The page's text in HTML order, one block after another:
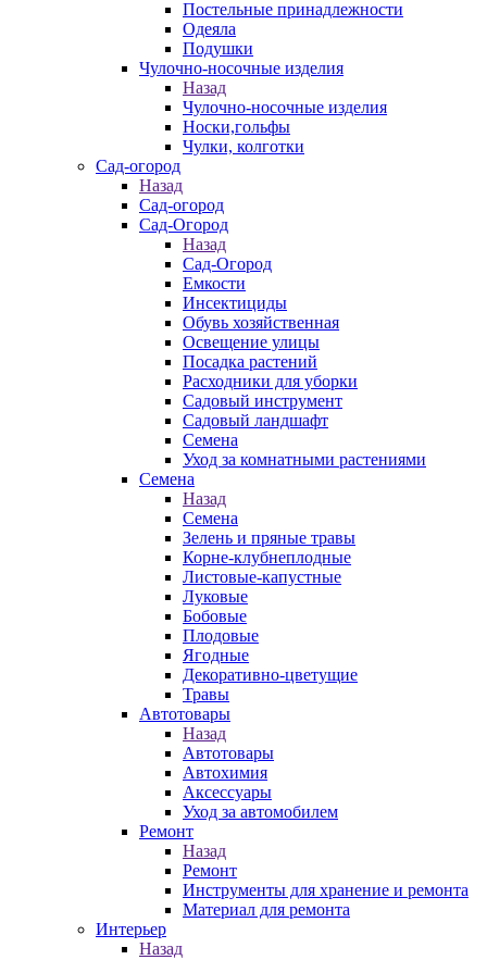
Постельные принадлежности
Одеяла
Подушки
Чулочно-носочные изделия
Назад
Чулочно-носочные изделия
Носки,гольфы
Чулки, колготки
Сад-огород
Назад
Сад-огород
Сад-Огород
Назад
Сад-Огород
Емкости
Инсектициды
Обувь хозяйственная
Освещение улицы
Посадка растений
Расходники для уборки
Садовый инструмент
Садовый ландшафт
Семена
Уход за комнатными растениями
Семена
Назад
Семена
Зелень и пряные травы
Корне-клубнеплодные
Листовые-капустные
Луковые
Бобовые
Плодовые
Ягодные
Декоративно-цветущие
Травы
Автотовары
Назад
Автотовары
Автохимия
Аксессуары
Уход за автомобилем
Ремонт
Назад
Ремонт
Инструменты для хранение и ремонта
Материал для ремонта
Интерьер
Назад